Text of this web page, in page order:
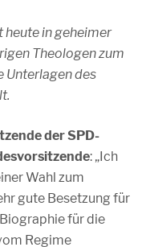
heute in geheimer
Theologen zum
Unterlagen des
der SPD-
: „Ich
Wahl zum
gute Besetzung für
für die
Regime